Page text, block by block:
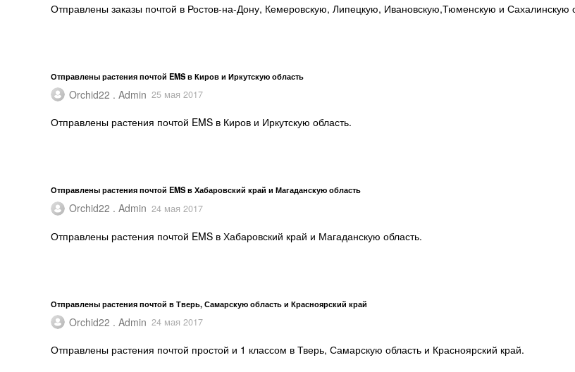
Отправлены заказы почтой в Ростов-на-Дону, Кемеровскую, Липецкую, Ивановскую,Тюменскую и Сахалинскую
Отправлены растения почтой EMS в Киров и Иркутскую область
Orchid22 . Admin 25 мая 2017
Отправлены растения почтой EMS в Киров и Иркутскую область.
Отправлены растения почтой EMS в Хабаровский край и Магаданскую область
Orchid22 . Admin 24 мая 2017
Отправлены растения почтой EMS в Хабаровский край и Магаданскую область.
Отправлены растения почтой в Тверь, Самарскую область и Красноярский край
Orchid22 . Admin 24 мая 2017
Отправлены растения почтой простой и 1 классом в Тверь, Самарскую область и Красноярский край.